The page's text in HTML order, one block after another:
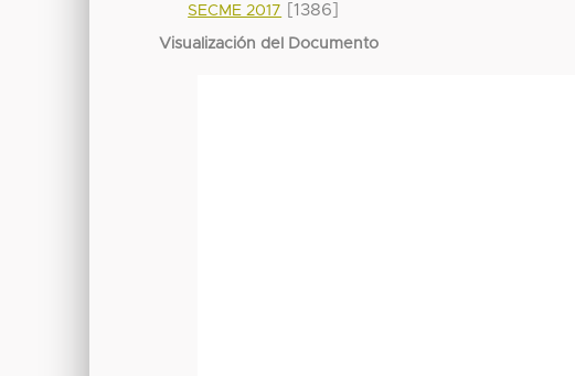
SECME 2017
[1386]
Visualización del Documento